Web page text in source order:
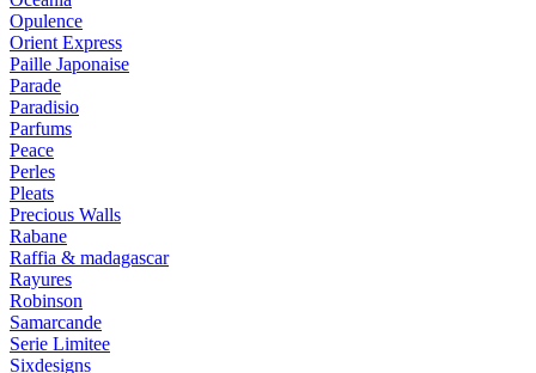
Opulence
Orient Express
Paille Japonaise
Parade
Paradisio
Parfums
Peace
Perles
Pleats
Precious Walls
Rabane
Raffia & madagascar
Rayures
Robinson
Samarcande
Serie Limitee
Sixdesigns